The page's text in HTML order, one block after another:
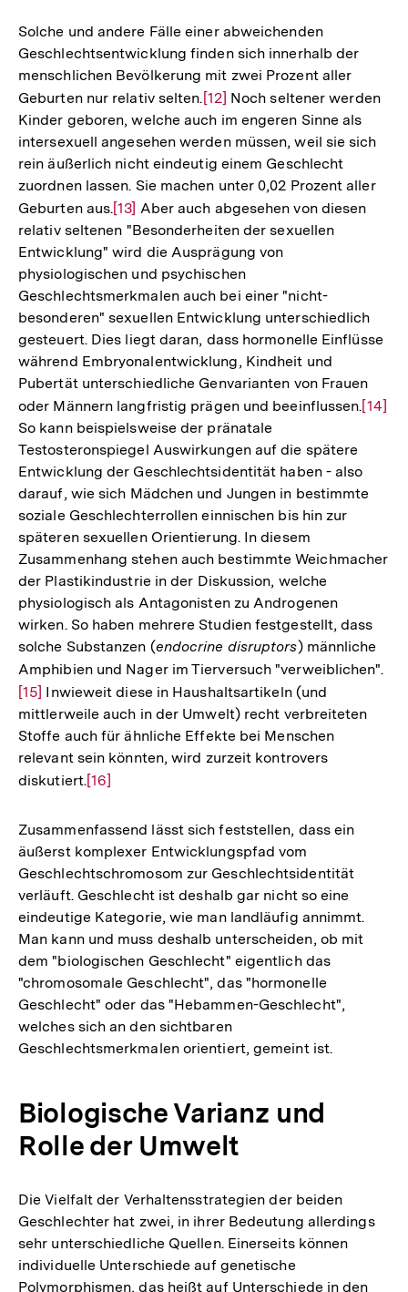
Solche und andere Fälle einer abweichenden
Geschlechtsentwicklung finden sich innerhalb der
menschlichen Bevölkerung mit zwei Prozent aller
Geburten nur relativ selten. Zur
Auflösung
der
Fußnote
[12] Noch seltener werden
Kinder geboren, welche auch im engeren Sinne als
intersexuell angesehen werden müssen, weil sie sich
rein äußerlich nicht eindeutig einem Geschlecht
zuordnen lassen. Sie machen unter 0,02 Prozent aller
Geburten aus.Zur
Auflösung
der
Fußnote
[13] Aber auch abgesehen von diesen
relativ seltenen "Besonderheiten der sexuellen
Entwicklung" wird die Ausprägung von
physiologischen und psychischen
Geschlechtsmerkmalen auch bei einer "nicht-
besonderen" sexuellen Entwicklung unterschiedlich
gesteuert. Dies liegt daran, dass hormonelle Einflüsse
während Embryonalentwicklung, Kindheit und
Pubertät unterschiedliche Genvarianten von Frauen
oder Männern langfristig prägen und beeinflussen.Zur
[14]
So kann beispielsweise der pränatale
Testosteronspiegel Auswirkungen auf die spätere
Entwicklung der Geschlechtsidentität haben - also
darauf, wie sich Mädchen und Jungen in bestimmte
soziale Geschlechterrollen einnischen bis hin zur
späteren sexuellen Orientierung. In diesem
Zusammenhang stehen auch bestimmte Weichmacher
der Plastikindustrie in der Diskussion, welche
physiologisch als Antagonisten zu Androgenen
wirken. So haben mehrere Studien festgestellt, dass
solche Substanzen (endocrine disruptors) männliche
Amphibien und Nager im Tierversuch "verweiblichen".
[15] Inwieweit diese in Haushaltsartikeln (und
mittlerweile auch in der Umwelt) recht verbreiteten
Stoffe auch für ähnliche Effekte bei Menschen
relevant sein könnten, wird zurzeit kontrovers
diskutiert.Zur
der
Fußnote
[16]
Zusammenfassend lässt sich feststellen, dass ein
äußerst komplexer Entwicklungspfad vom
Geschlechtschromosom zur Geschlechtsidentität
verläuft. Geschlecht ist deshalb gar nicht so eine
eindeutige Kategorie, wie man landläufig annimmt.
Man kann und muss deshalb unterscheiden, ob mit
dem "biologischen Geschlecht" eigentlich das
"chromosomale Geschlecht", das "hormonelle
Geschlecht" oder das "Hebammen-Geschlecht",
welches sich an den sichtbaren
Geschlechtsmerkmalen orientiert, gemeint ist.
Biologische Varianz und
Rolle der Umwelt
Die Vielfalt der Verhaltensstrategien der beiden
Geschlechter hat zwei, in ihrer Bedeutung allerdings
sehr unterschiedliche Quellen. Einerseits können
individuelle Unterschiede auf genetische
Polymorphismen, das heißt auf Unterschiede in den